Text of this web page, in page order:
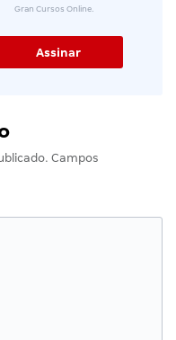
Gran Cursos Online.
Campos